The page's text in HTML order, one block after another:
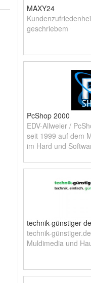
MAXY24
geschriebem
PcShop 2000
EDV-Allweier /
seit 1999 auf dem
im Hard und
technik-günstiger de
technik-
Muldimedia und